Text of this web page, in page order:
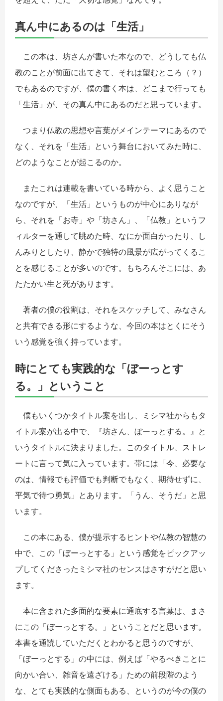
真ん中にあるのは「生活」
この本は、坊さんが書いた本なので、どうしても仏
教のことが前面に出てきて、それは望むところ（？）
でもあるのですが、僕の書く本は、どこまで行っても
「生活」が、その真ん中にあるのだと思っています。
つまり仏教の思想や言葉がメインテーマにあるので
なく、それを「生活」という舞台においてみた時に、
どのようなことが起こるのか。
またこれは連載を書いている時から、よく思うこと
なのですが、「生活」というものが中心にありなが
ら、それを「お寺」や「坊さん」、「仏教」というフ
ィルターを通して眺めた時、なにか面白かったり、し
んみりとしたり、静かで独特の風景が広がってくるこ
とを感じることが多いのです。もちろんそこには、あ
たたかい生と死があります。
著者の僕の役割は、それをスケッチして、みなさん
と共有できる形にするような、今回の本はとくにそう
いう感覚を強く持っています。
時にとても実践的な「ぼーっとす
る。」ということ
僕もいくつかタイトル案を出し、ミシマ社からもタ
イトル案が出る中で、『坊さん、ぼーっとする。』と
いうタイトルに決まりました。このタイトル、ストレ
ートに言って気に入っています。帯には「今、必要な
のは、情報でも評価でも判断でもなく、期待せずに、
平気で待つ勇気」とあります。「うん、そうだ」と思
います。
この本にある、僕が提示するヒントや仏教の智慧の
中で、この「ぼーっとする」という感覚をピックアッ
プしてくださったミシマ社のセンスはさすがだと思い
ます。
本に含まれた多面的な要素に通底する言葉は、まさ
にこの「ぼーっとする。」ということだと思います。
本書を通読していただくとわかると思うのですが、
「ぼーっとする」の中には、例えば「やるべきことに
向かい合い、雑音を遠ざける」ための前段階のよう
な、とても実践的な側面もある、というのが今の僕の